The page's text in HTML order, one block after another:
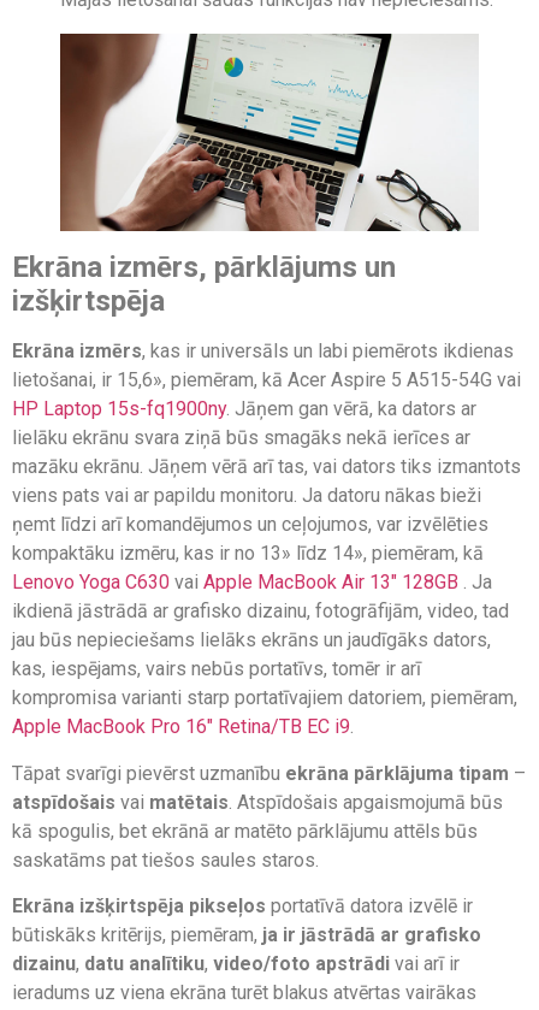
Ekrāna izmērs, pārklājums un
izšķirtspēja
Ekrāna izmērs, kas ir universāls un labi piemērots ikdienas
lietošanai, ir 15,6», piemēram, kā Acer Aspire 5 A515-54G vai
HP Laptop 15s-fq1900ny. Jāņem gan vērā, ka dators ar
lielāku ekrānu svara ziņā būs smagāks nekā ierīces ar
mazāku ekrānu. Jāņem vērā arī tas, vai dators tiks izmantots
viens pats vai ar papildu monitoru. Ja datoru nākas bieži
ņemt līdzi arī komandējumos un ceļojumos, var izvēlēties
kompaktāku izmēru, kas ir no 13» līdz 14», piemēram, kā
Lenovo Yoga C630 vai Apple MacBook Air 13″ 128GB . Ja
ikdienā jāstrādā ar grafisko dizainu, fotogrāfijām, video, tad
jau būs nepieciešams lielāks ekrāns un jaudīgāks dators,
kas, iespējams, vairs nebūs portatīvs, tomēr ir arī
kompromisa varianti starp portatīvajiem datoriem, piemēram,
Apple MacBook Pro 16″ Retina/TB EC i9.
Tāpat svarīgi pievērst uzmanību ekrāna pārklājuma tipam –
atspīdošais vai matētais . Atspīdošais apgaismojumā būs
kā spogulis, bet ekrānā ar matēto pārklājumu attēls būs
saskatāms pat tiešos saules staros.
Ekrāna izšķirtspēja pikseļos portatīvā datora izvēlē ir
būtiskāks kritērijs, piemēram, ja ir jāstrādā ar grafisko
dizainu, datu analītiku, video/foto apstrādi vai arī ir
ieradums uz viena ekrāna turēt blakus atvērtas vairākas